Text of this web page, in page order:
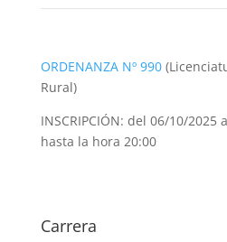
ORDENANZA Nº 990
Rural)
INSCRIPCIÓN: del 06/10/
hasta la hora 20:00
Carrera